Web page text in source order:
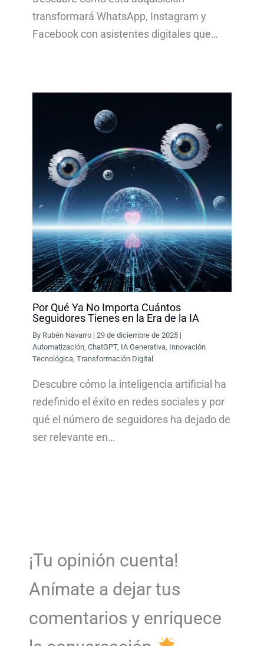
transformará WhatsApp, Instagram y
Facebook con asistentes digitales que…
Por Qué Ya No Importa Cuántos
Seguidores Tienes en la Era de la IA
By Rubén Navarro |29 de diciembre de 2025 |
Automatización ,ChatGPT, IA Generativa Innovación
Tecnológica ,Transformación Digital
Descubre cómo la inteligencia artificial ha
redefinido el éxito en redes sociales y por
qué el número de seguidores ha dejado de
ser relevante en…
¡Tu opinión cuenta!
Anímate a dejar tus
comentarios y enriquece